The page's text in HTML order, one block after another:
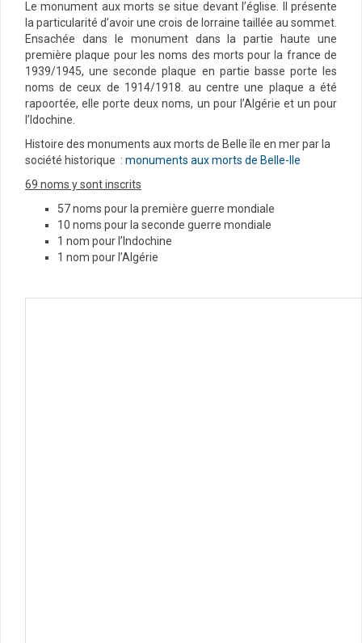
Le monument aux morts se situe devant l’église. Il présente
la particularité d’avoir une crois de lorraine taillée au sommet.
Ensachée dans le monument dans la partie haute une
première plaque pour les noms des morts pour la france de
1939/1945, une seconde plaque en partie basse porte les
noms de ceux de 1914/1918. au centre une plaque a été
rapoortée, elle porte deux noms, un pour l’Algérie et un pour
l’Idochine.
Histoire des monuments aux morts de Belle île en mer par la
société historique : monuments aux morts de Belle-Ile
69 noms y sont inscrits
57 noms pour la première guerre mondiale
10 noms pour la seconde guerre mondiale
1 nom pour l’Indochine
1 nom pour l’Algérie